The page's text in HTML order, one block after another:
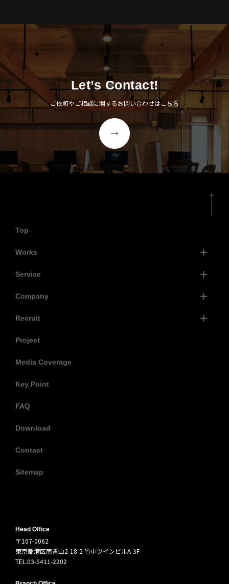
Let’s Contact!
ご依頼やご相談に関するお問い合わせはこちら
Top
Works
Service
Company
Recruit
Project
Media Coverage
Key Point
FAQ
Download
Contact
Sitemap
Head Office
〒107-0062
東京都港区南青山2-18-2 竹中ツインビルA-3F
TEL.03-5411-2202